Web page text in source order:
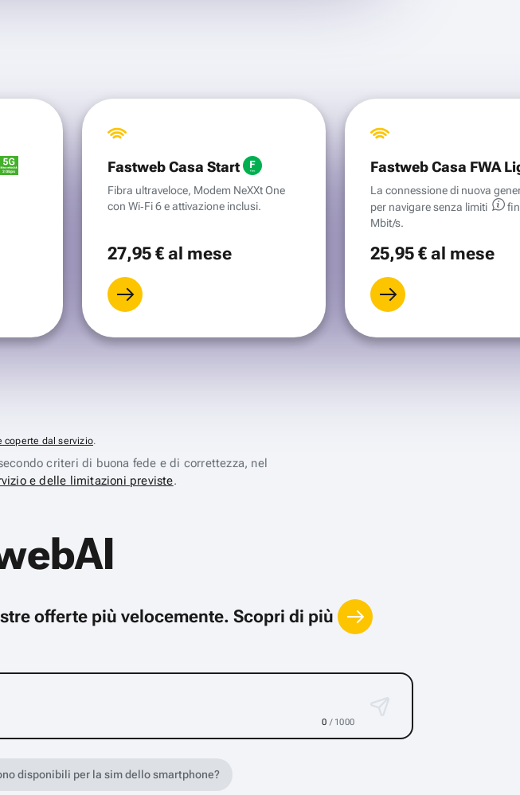
Fastweb Casa Start
Fibra ultraveloce, Modem NeXXt One
con Wi‑Fi 6 e attivazione inclusi.
27,95 €al mese
Fastweb Casa FWA
La connessione di nuova
per navigare senza limiti
Mbit/s.
25,95 €al mese
coperte dal servizio.
criteri di buona fede e di correttezza, nel
e delle limitazioni previste.
offerte più velocemente. Scopri di più
0 / 1000
disponibili per la sim dello smartphone?